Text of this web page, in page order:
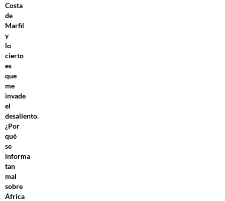
Costa
de
Marfil
y
lo
cierto
es
que
me
invade
el
desaliento.
¿Por
qué
se
informa
tan
mal
sobre
África